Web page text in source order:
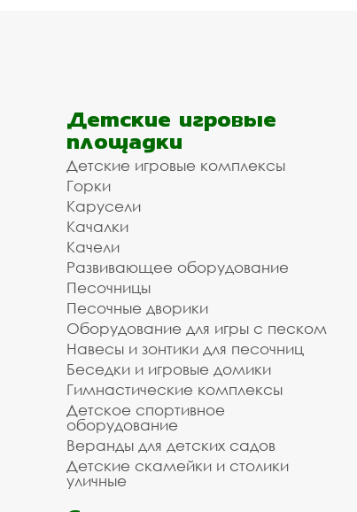
Детские игровые
площадки
Детские игровые комплексы
Горки
Карусели
Качалки
Качели
Развивающее оборудование
Песочницы
Песочные дворики
Оборудование для игры с песком
Навесы и зонтики для песочниц
Беседки и игровые домики
Гимнастические комплексы
Детское спортивное
оборудование
Веранды для детских садов
Детские скамейки и столики
уличные